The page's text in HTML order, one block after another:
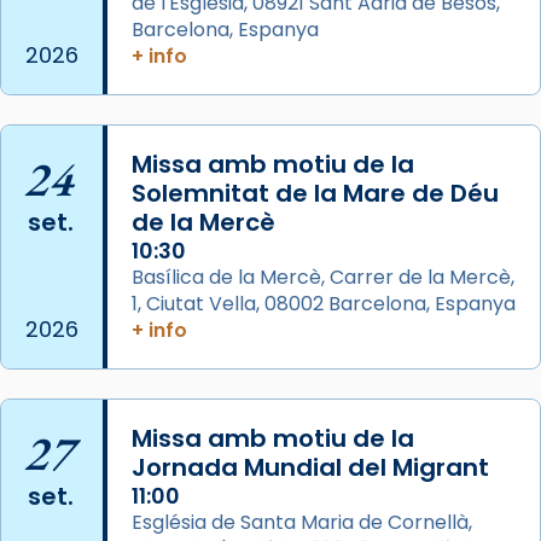
italianitzant; s’interpreta per privilegi
pontifici, amb orquestra i cor, i té una
duració aproximada de tres hores. Després,
processó (recuperada el 1972) al voltant
del temple amb les relíquies de les santes.
Des de 1985 hi participa també un grup de
diablesses amb música i ball propis. Festa
gran a Mataró.
«Si vols saber què és calor, ves per les
Santes a Mataró»🥵.
Photo
View on Facebook · Share
Arquebisbat de Barcelona
2 weeks ago
Jaume, fill de Zebedeu, és juntament amb el
2026
Barcelona, Espanya
+ info
24
set.
2026
Missa amb motiu de la
Solemnitat de la Mare de Déu
de la Mercè
10:30
Basílica de la Mercè, Carrer de la Mercè,
1, Ciutat Vella, 08002 Barcelona, Espanya
+ info
27
set.
Missa amb motiu de la
Jornada Mundial del Migrant
11:00
Església de Santa Maria de Cornellà,